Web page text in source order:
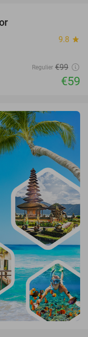
9.8 star
Regulier €99
€59